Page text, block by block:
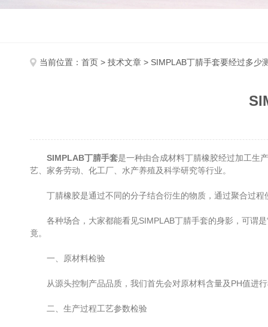
当前位置： 首页 > 技术文章 > SIMPLAB丁腈手套要经过多少
SIMPLAB丁腈手套是一种由合成材料丁腈橡胶经过加工生
艺、家务劳动、化工厂、水产养殖及科学研究等行业。
丁腈橡胶是通过不同的分子结合衍生的物质，通过聚合过程
各种场合，大家都能看见SIMPLAB丁腈手套的身影，可谓是
竟。
一、原材料检验
从源头控制产品品质，我们首先会对原材料含量及PH值进
二、生产过程工艺参数检验